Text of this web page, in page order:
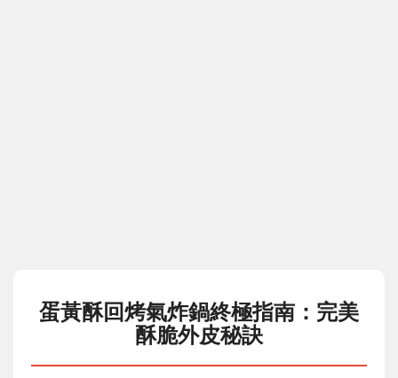
蛋黃酥回烤氣炸鍋終極指南：完美
酥脆外皮秘訣